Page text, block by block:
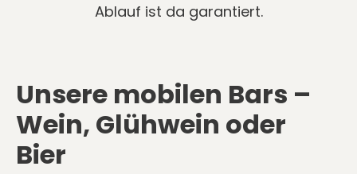
Ablauf ist da garantiert.
Unsere mobilen Bars –
Wein, Glühwein oder
Bier